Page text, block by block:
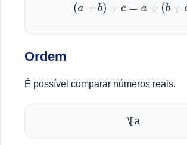
(a +b) + c=a+( b+ c)
Ordem
É possível comparar números reais.
\[ a